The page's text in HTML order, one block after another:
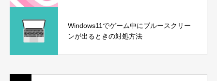
Windows11でゲーム中にブルースクリー
ンが出るときの対処方法